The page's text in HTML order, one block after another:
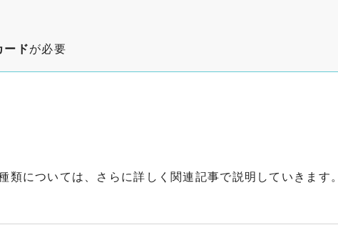
ードが必要
類については、さらに詳しく関連記事で説明していきます。